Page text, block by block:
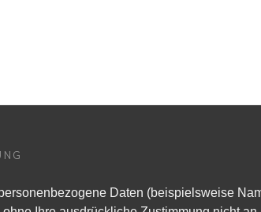
Daten (beispielsweise